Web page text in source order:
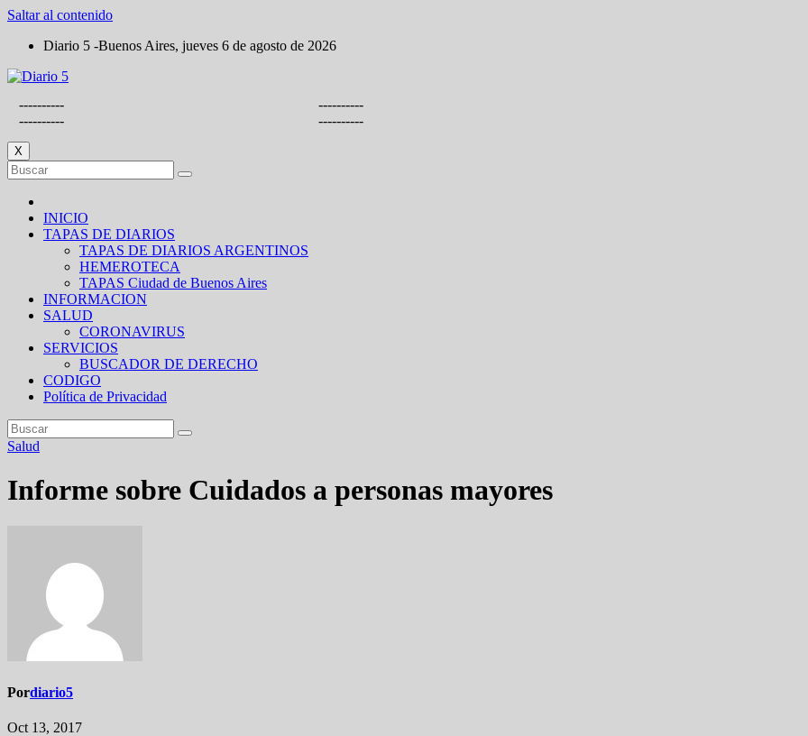
Saltar al contenido
Diario 5 -Buenos Aires, jueves 6 de agosto de 2026
----------
----------
----------
----------
X
INICIO
TAPAS DE DIARIOS
TAPAS DE DIARIOS ARGENTINOS
HEMEROTECA
TAPAS Ciudad de Buenos Aires
INFORMACION
SALUD
CORONAVIRUS
SERVICIOS
BUSCADOR DE DERECHO
CODIGO
Política de Privacidad
Salud
Informe sobre Cuidados a personas mayores
Pordiario5
Oct 13, 2017